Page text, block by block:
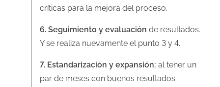
críticas para la mejora del proceso.
6. Seguimiento y evaluación de resultados.
Y se realiza nuevamente el punto 3 y 4.
7. Estandarización y expansión: al tener un
par de meses con buenos resultados